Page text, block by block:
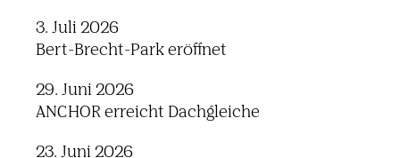
3. Juli 2026
Bert-Brecht-Park eröffnet
29. Juni 2026
ANCHOR erreicht Dachgleiche
23. Juni 2026